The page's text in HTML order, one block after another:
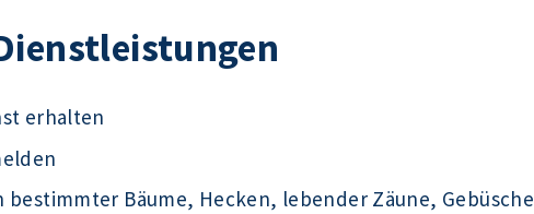
erhalten
bestimmter Bäume, Hecken, lebender Zäune, Gebüsche